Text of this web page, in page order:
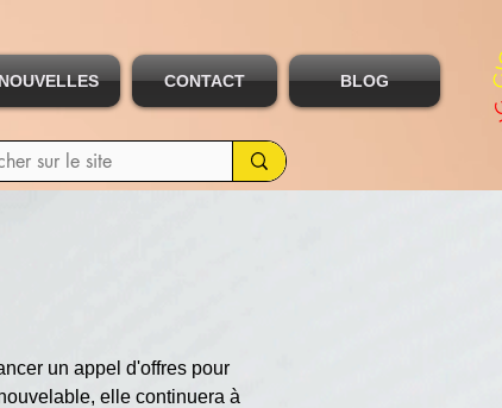
CONTACT BLOG
un appel d'offres pour
elle continuera à